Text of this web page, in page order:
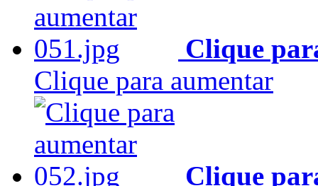
Clique
Clique para aumentar
Clique